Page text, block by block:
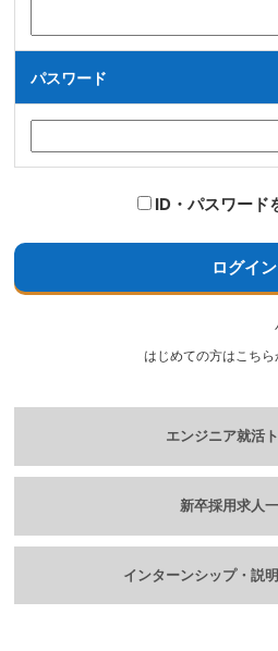
パスワード
ID・パスワード
ログイン
はじめての方はこちら
エンジニア就活
新卒採用求人
インターンシップ・説